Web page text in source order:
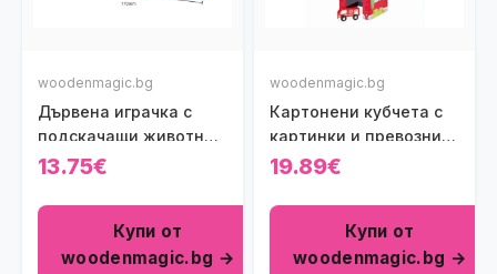
woodenmagic.bg
Дървена играчка с
подскачащи животни
от Viga toys
13.75€
Купи от
woodenmagic.bg →
woodenmagic.bg
Картонени кубчета с
картинки и превозни
средства
19.89€
Купи от
woodenmagic.bg →